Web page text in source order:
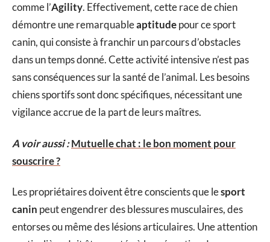
comme l’Agility. Effectivement, cette race de chien
démontre une remarquableaptitudepour ce sport
canin, qui consiste à franchir un parcours d’obstacles
dans un temps donné. Cette activité intensive n’est pas
sans conséquences sur la santé de l’animal. Les besoins
chiens sportifs sont donc spécifiques, nécessitant une
vigilance accrue de la part de leurs maîtres.
A voir aussi :Mutuelle chat : le bon moment pour
souscrire ?
Les propriétaires doivent être conscients que lesport
canin peut engendrer des blessures musculaires, des
entorses ou même des lésions articulaires. Une attention